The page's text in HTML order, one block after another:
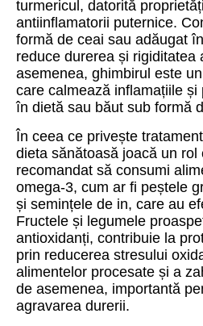
turmericul, datorită
antiinflamatorii puternice.
formă de ceai sau adăugat
reduce durerea și rigiditatea
asemenea, ghimbirul este
care calmează inflamațiile
în dietă sau băut sub formă
În ceea ce privește
dieta sănătoasă joacă un rol
recomandat să consumi
omega-3, cum ar fi peștele
și semințele de in, care au
Fructele și legumele
antioxidanți, contribuie la
prin reducerea stresului
alimentelor procesate și a
de asemenea, importantă
agravarea durerii.